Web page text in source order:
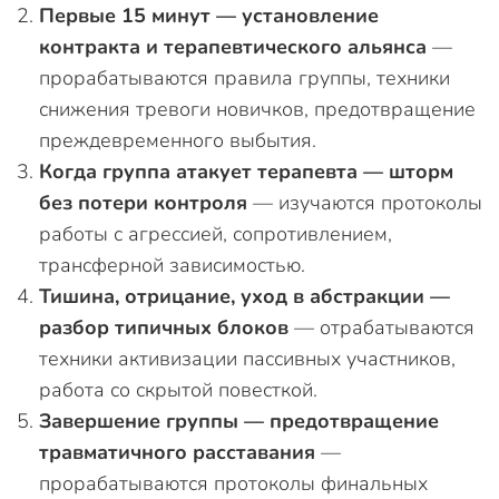
Первые 15 минут — установление
контракта и терапевтического альянса —
прорабатываются правила группы, техники
снижения тревоги новичков, предотвращение
преждевременного выбытия.
Когда группа атакует терапевта — шторм
без потери контроля — изучаются протоколы
работы с агрессией, сопротивлением,
трансферной зависимостью.
Тишина, отрицание, уход в абстракции —
разбор типичных блоков — отрабатываются
техники активизации пассивных участников,
работа со скрытой повесткой.
Завершение группы — предотвращение
травматичного расставания —
прорабатываются протоколы финальных